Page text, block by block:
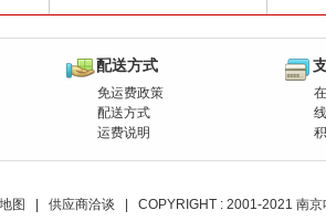
配送方式
免运费政策
配送方式
运费说明
图 供应商洽谈
COPYRIGHT : 2001-2021 南